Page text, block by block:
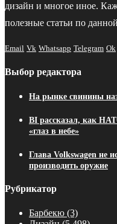
дизайн и многое иное.
полезные статьи по
Email Vk Whatsapp Telegram Ok
Выбор редактора
На рынке свинины
BI рассказал, как
«глаз в небе»
Глава Volkswagen не
производить оружие
Рубрикатор
Барбекю (3)